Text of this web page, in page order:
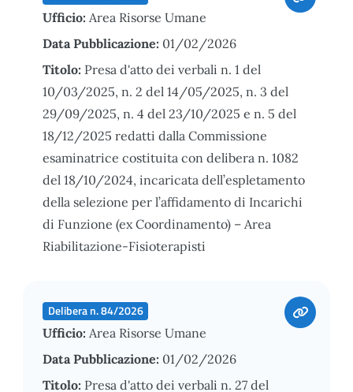
Ufficio: Area Risorse Umane
Data Pubblicazione: 01/02/2026
Titolo: Presa d'atto dei verbali n. 1 del
10/03/2025, n. 2 del 14/05/2025, n. 3 del
29/09/2025, n. 4 del 23/10/2025 e n. 5 del
18/12/2025 redatti dalla Commissione
esaminatrice costituita con delibera n. 1082
del 18/10/2024, incaricata dell’espletamento
della selezione per l’affidamento di Incarichi
di Funzione (ex Coordinamento) – Area
Riabilitazione-Fisioterapisti
Delibera n. 84/2026
Ufficio: Area Risorse Umane
Data Pubblicazione: 01/02/2026
Titolo: Presa d'atto dei verbali n. 27 del